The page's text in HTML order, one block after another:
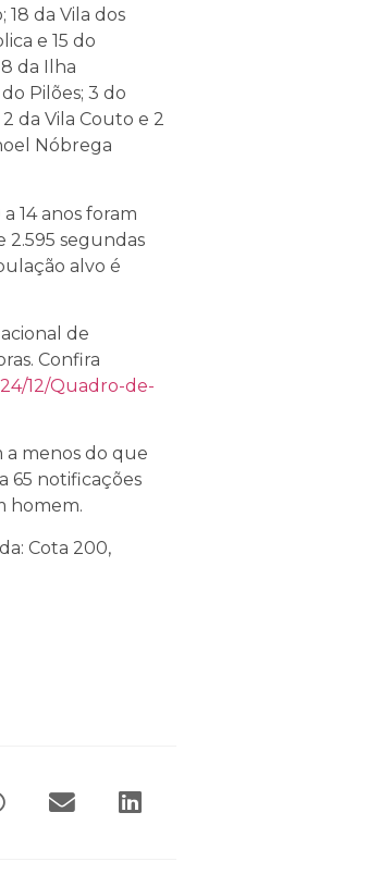
18 da Vila dos
e 15 do
da Ilha
Pilões; 3 do
da Vila Couto e 2
Nóbrega
14 anos foram
2.595 segundas
alvo é
de
Confira
12/Quadro-de-
menos do que
65 notificações
homem.
Cota 200,